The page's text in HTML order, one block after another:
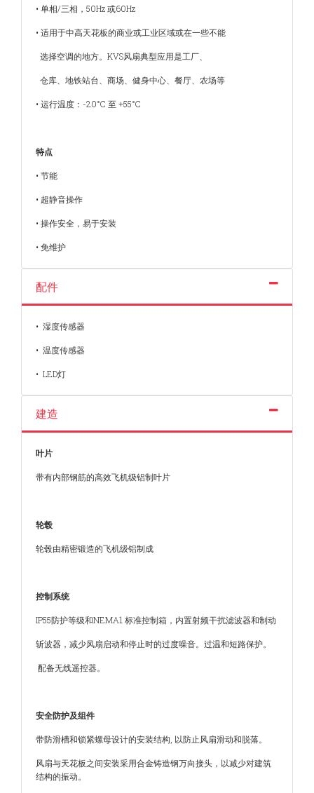
• 单相/三相，50Hz 或60Hz
• 适用于中高天花板的商业或工业区域或在一些不能
选择空调的地方。KVS风扇典型应用是工厂、
仓库、地铁站台、商场、健身中心、餐厅、农场等
• 运行温度：-20°C 至 +55°C
特点
• 节能
• 超静音操作
• 操作安全，易于安装
• 免维护
配件
• 湿度传感器
• 温度传感器
• LED灯
建造
叶片
带有内部钢筋的高效飞机级铝制叶片
轮毂
轮毂由精密锻造的飞机级铝制成
控制系统
IP55防护等级和NEMA1 标准控制箱，内置射频干扰滤波器和制动
斩波器，减少风扇启动和停止时的过度噪音。过温和短路保护。
配备无线遥控器。
安全防护及组件
带防滑槽和锁紧螺母设计的安装结构, 以防止风扇滑动和脱落。
风扇与天花板之间安装采用合金铸造钢万向接头，以减少对建筑
结构的振动。